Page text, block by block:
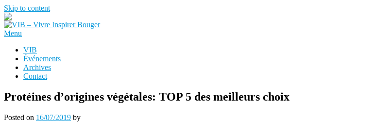
Skip to content
Menu
VIB
Événements
Archives
Contact
Protéines d’origines végétales: TOP 5 des meilleurs choix
Posted on 16/07/2019 by